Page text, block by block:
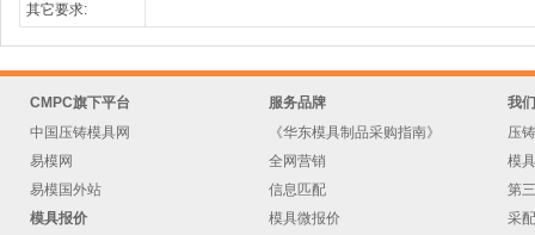
其它要求:
CMPC旗下平台
中国压铸模具网
易模网
易模国外站
模具报价
服务品牌
《华东模具制品采购指南》
全网营销
信息匹配
模具微报价
我
压
模
第
采